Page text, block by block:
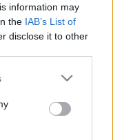
information may
the IAB’s List of
disclose it to other
or more Google
You may click to
party tags to
in below Google